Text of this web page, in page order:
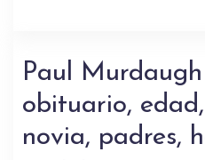
Paul
obituario,
novia, padres,